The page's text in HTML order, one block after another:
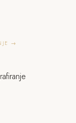
→